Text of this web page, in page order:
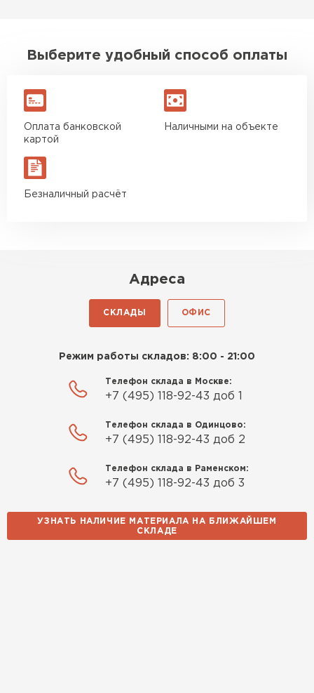
Выберите удобный способ оплаты
Оплата банковской
картой
Наличными на объекте
Безналичный расчёт
Адреса
СКЛАДЫ ОФИС
Режим работы складов: 8:00 - 21:00
Телефон склада в Москве:
+7 (495) 118-92-43 доб 1
Телефон склада в Одинцово:
+7 (495) 118-92-43 доб 2
Телефон склада в Раменском:
+7 (495) 118-92-43 доб 3
УЗНАТЬ НАЛИЧИЕ МАТЕРИАЛА НА БЛИЖАЙШЕМ
СКЛАДЕ